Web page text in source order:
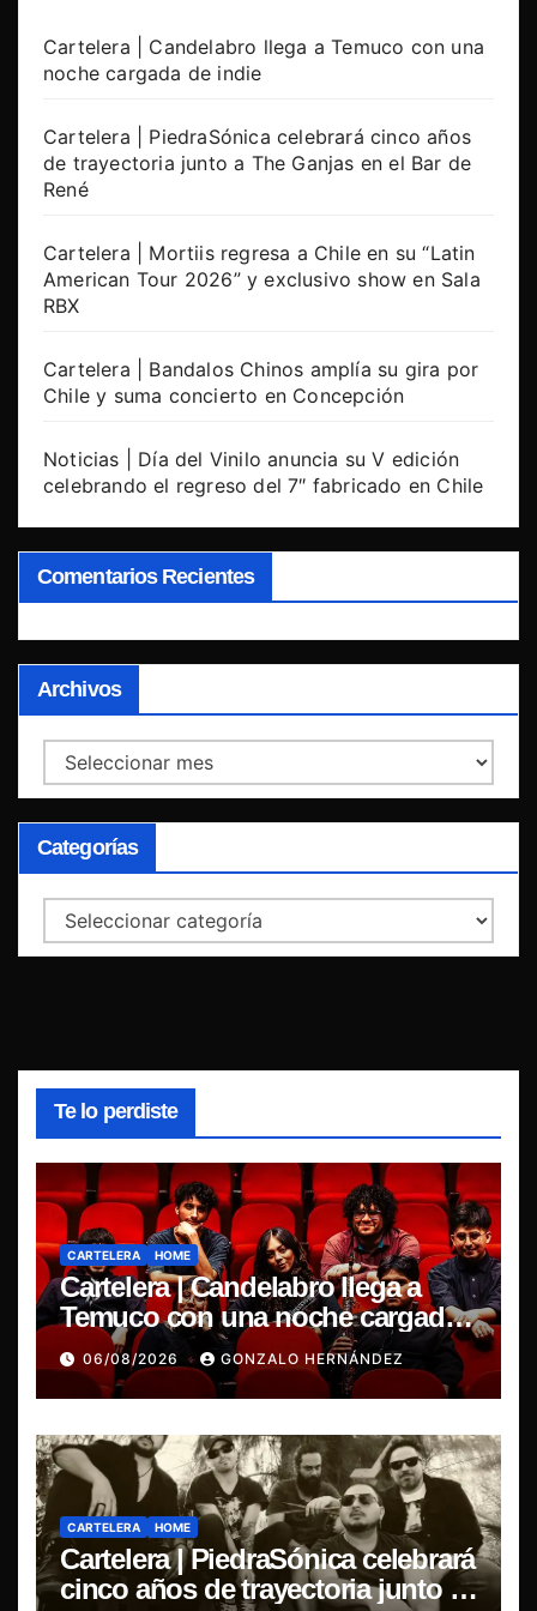
Cartelera | Candelabro llega a Temuco con una
noche cargada de indie
Cartelera | PiedraSónica celebrará cinco años
de trayectoria junto a The Ganjas en el Bar de
René
Cartelera | Mortiis regresa a Chile en su “Latin
American Tour 2026” y exclusivo show en Sala
RBX
Cartelera | Bandalos Chinos amplía su gira por
Chile y suma concierto en Concepción
Noticias | Día del Vinilo anuncia su V edición
celebrando el regreso del 7″ fabricado en Chile
Comentarios Recientes
Archivos
Archivos
Categorías
Categorías
Te lo perdiste
CARTELERA HOME
Cartelera | Candelabro llega a
Temuco con una noche cargada
de indie
06/08/2026 GONZALO HERNÁNDEZ
CARTELERA HOME
Cartelera | PiedraSónica celebrará
cinco años de trayectoria junto a